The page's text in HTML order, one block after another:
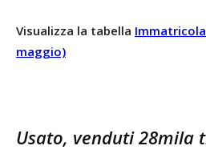
Visualizza la tabella
maggio)
Usato, venduti 28mila